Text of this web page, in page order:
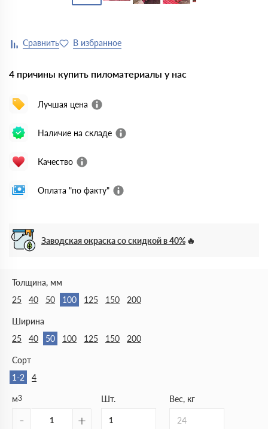
4 причины купить пиломатериалы у нас
Лучшая цена
Наличие на складе
Качество
Оплата "по факту"
Заводская окраска со скидкой в 40%
Толщина, мм
25
40 50 100 125 150 200
Ширина
25
40 50 100 125 150 200
Сорт
1-2
4
м3
- +
Шт. Вес, кг
24